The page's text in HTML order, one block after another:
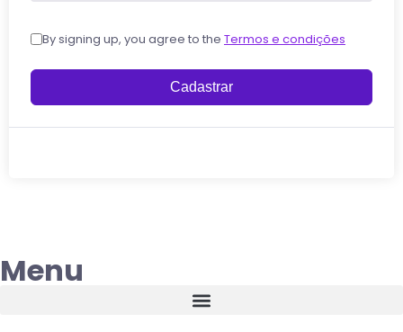
By signing up, you agree to the Termos e condições
Cadastrar
Menu